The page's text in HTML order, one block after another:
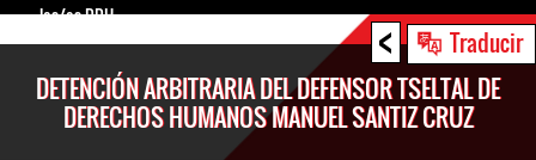
< Traducir
DETENCIÓN ARBITRARIA DEL DEFENSOR TSELTAL DE
DERECHOS HUMANOS MANUEL SANTIZ CRUZ
los/as DDH